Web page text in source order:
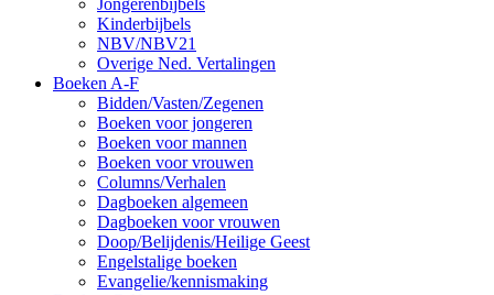
Jongerenbijbels
Kinderbijbels
NBV/NBV21
Overige Ned. Vertalingen
Boeken A-F
Bidden/Vasten/Zegenen
Boeken voor jongeren
Boeken voor mannen
Boeken voor vrouwen
Columns/Verhalen
Dagboeken algemeen
Dagboeken voor vrouwen
Doop/Belijdenis/Heilige Geest
Engelstalige boeken
Evangelie/kennismaking